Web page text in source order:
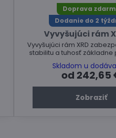
Doprava
Dodanie do 2
Vyvyšujúci rám
Vyvyšujúci rám XRD
stabilitu a tuhosť základne
Skladom u
od 242,65
Zobraziť